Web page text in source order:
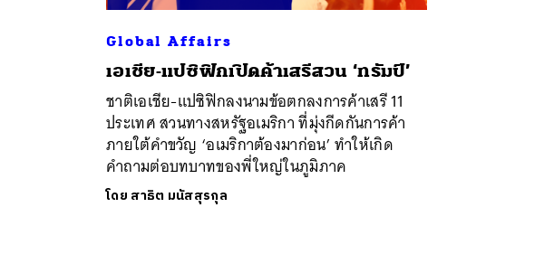
Global Affairs
เอเชีย-แปซิฟิกเปิดค้าเสรีสวน ‘ทรัมป์’
ชาติเอเชีย-แปซิฟิกลงนามข้อตกลงการค้าเสรี 11
ประเทศ สวนทางสหรัฐอเมริกา ที่มุ่งกีดกันการค้า
ภายใต้คำขวัญ ‘อเมริกาต้องมาก่อน’ ทำให้เกิด
คำถามต่อบทบาทของพี่ใหญ่ในภูมิภาค
โดย สาธิต มนัสสุรกุล
ค้นหา